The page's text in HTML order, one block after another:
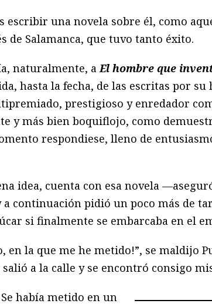
escribir una novela sobre él, como
de Salamanca, que tuvo tanto éxito.
naturalmente, aEl hombre que
hasta la fecha, de las escritas por su
prestigioso y enredador
y más bien boquiflojo, como
respondiese, lleno de
idea, cuenta con esa novela
continuación pidió un poco más de
si finalmente se embarcaba en el
en la que me he metido!”, se maldijo
a la calle y se encontró consigo
había metido en un